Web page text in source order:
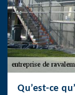
Qu’est-ce